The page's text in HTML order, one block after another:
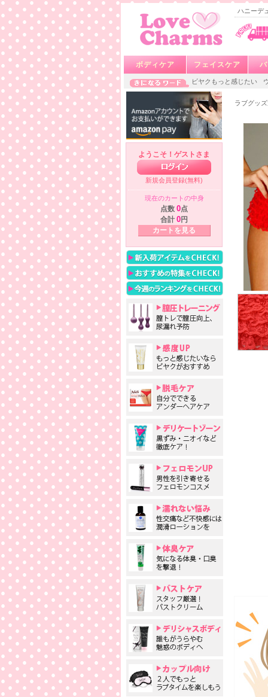
ハニーデ
ボディケア フェイスケア
ビヤクもっと感じたい
ようこそ！ゲストさま
新規会員登録(無料)
現在のカートの中身
点数 0点
合計 0円
カートを見る
ラブグッ